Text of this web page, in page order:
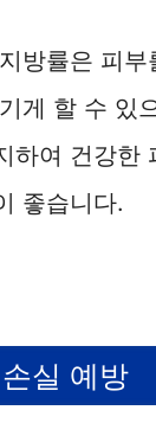
방률은 피부
게 할 수 있
하여 건강한
좋습니다.
실 예방